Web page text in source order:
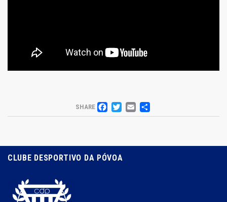
SHARE FACEBOOK
TWITTER
EMAIL
PARTILHAR
CLUBE DESPORTIVO DA PÓVOA